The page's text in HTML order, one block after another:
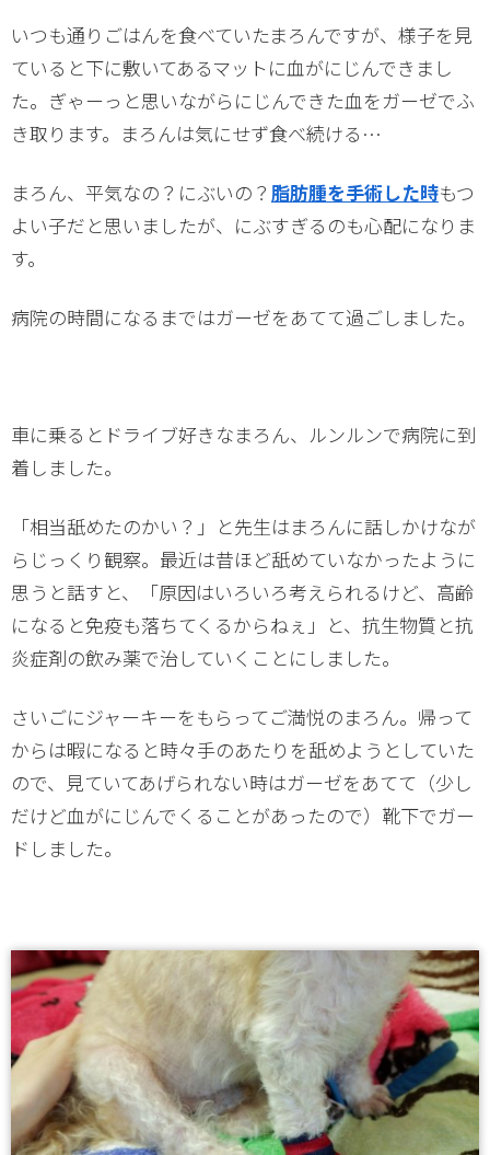
いつも通りごはんを食べていたまろんですが、様子を見
ていると下に敷いてあるマットに血がにじんできまし
た。ぎゃーっと思いながらにじんできた血をガーゼでふ
き取ります。まろんは気にせず食べ続ける…
まろん、平気なの？にぶいの？ 脂肪腫を手術した時もつ
よい子だと思いましたが、にぶすぎるのも心配になりま
す。
病院の時間になるまではガーゼをあてて過ごしました。
車に乗るとドライブ好きなまろん、ルンルンで病院に到
着しました。
「相当舐めたのかい？」と先生はまろんに話しかけなが
らじっくり観察。最近は昔ほど舐めていなかったように
思うと話すと、「原因はいろいろ考えられるけど、高齢
になると免疫も落ちてくるからねぇ」と、抗生物質と抗
炎症剤の飲み薬で治していくことにしました。
さいごにジャーキーをもらってご満悦のまろん。帰って
からは暇になると時々手のあたりを舐めようとしていた
ので、見ていてあげられない時はガーゼをあてて（少し
だけど血がにじんでくることがあったので）靴下でガー
ドしました。